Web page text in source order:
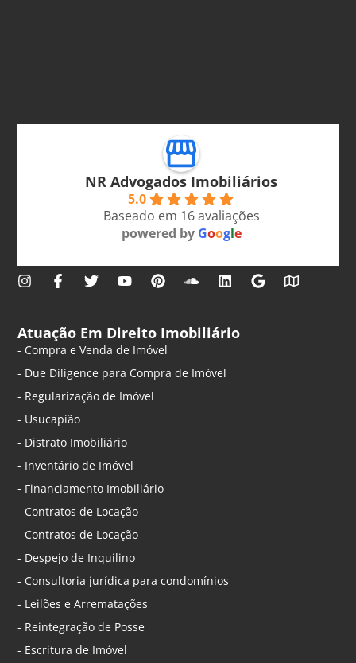
NR Advogados Imobiliários
5.0
Baseado em 16 avaliações
powered by Google
Atuação Em Direito Imobiliário
- Compra e Venda de Imóvel
- Due Diligence para Compra de Imóvel
- Regularização de Imóvel
- Usucapião
- Distrato Imobiliário
- Inventário de Imóvel
- Financiamento Imobiliário
- Contratos de Locação
- Contratos de Locação
- Despejo de Inquilino
- Consultoria jurídica para condomínios
- Leilões e Arrematações
- Reintegração de Posse
- Escritura de Imóvel